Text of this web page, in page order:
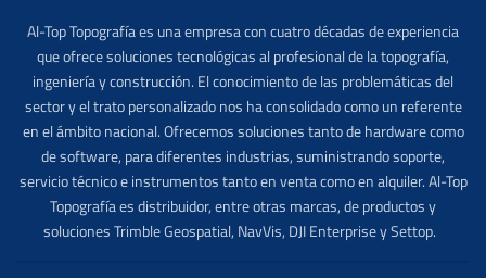
Al-Top Topografía es una empresa con cuatro décadas de experiencia
que ofrece soluciones tecnológicas al profesional de la topografía,
ingeniería y construcción. El conocimiento de las problemáticas del
sector y el trato personalizado nos ha consolidado como un referente
en el ámbito nacional. Ofrecemos soluciones tanto de hardware como
de software, para diferentes industrias, suministrando soporte,
servicio técnico e instrumentos tanto en venta como en alquiler. Al-Top
Topografía es distribuidor, entre otras marcas, de productos y
soluciones Trimble Geospatial, NavVis, DJI Enterprise y Settop.